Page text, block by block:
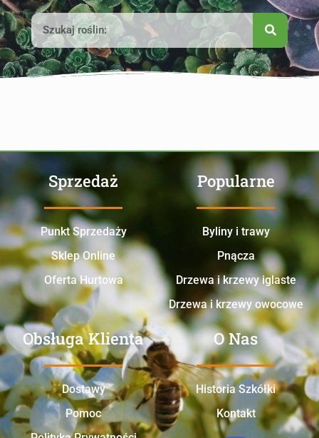
Sprzedaż
Punkt Sprzedaży
Sklep Online
Oferta Hurtowa
Popularne
Byliny i trawy
Pnącza
Drzewa i krzewy iglaste
Drzewa i krzewy owocowe
Obsługa Klienta
Dostawy
Pomoc
O Nas
Historia Szkółki
Kontakt